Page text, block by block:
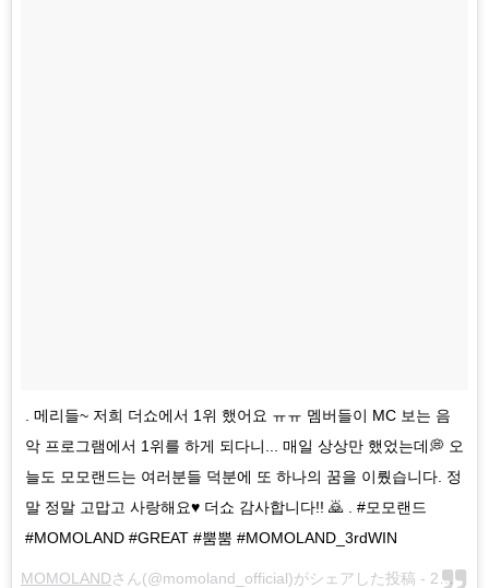
. 메리들~ 저희 더쇼에서 1위 했어요 ㅠㅠ 멤버들이 MC 보는 음
악 프로그램에서 1위를 하게 되다니... 매일 상상만 했었는데💭 오
늘도 모모랜드는 여러분들 덕분에 또 하나의 꿈을 이뤘습니다. 정
말 정말 고맙고 사랑해요♥ 더쇼 감사합니다!! 🙇 . #모모랜드
#MOMOLAND #GREAT #뿜뿜 #MOMOLAND_3rdWIN
MOMOLANDさん(@momoland_official)がシェアした投稿 - 2月 6, 2018 at 3:53午前 PST